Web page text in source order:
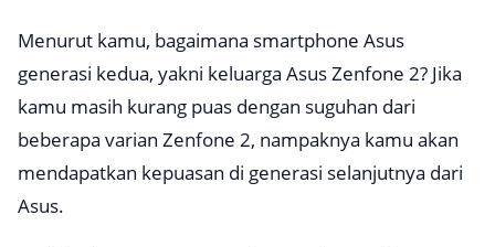
Menurut kamu, bagaimana smartphone Asus
generasi kedua, yakni keluarga Asus Zenfone 2? Jika
kamu masih kurang puas dengan suguhan dari
beberapa varian Zenfone 2, nampaknya kamu akan
mendapatkan kepuasan di generasi selanjutnya dari
Asus.